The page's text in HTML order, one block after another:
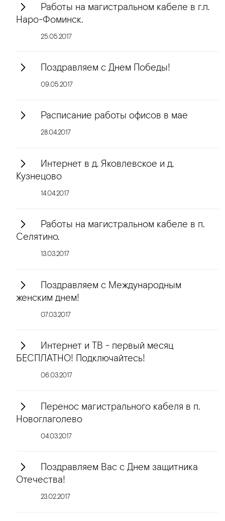
Работы на магистральном кабеле в г.п.
Наро-Фоминск.
25.05.2017
Поздравляем с Днем Победы!
09.05.2017
Расписание работы офисов в мае
28.04.2017
Интернет в д. Яковлевское и д.
Кузнецово
14.04.2017
Работы на магистральном кабеле в п.
Селятино.
13.03.2017
Поздравляем с Международным
женским днем!
07.03.2017
Интернет и ТВ - первый месяц
БЕСПЛАТНО! Подключайтесь!
06.03.2017
Перенос магистрального кабеля в п.
Новоглаголево
04.03.2017
Поздравляем Вас с Днем защитника
Отечества!
23.02.2017